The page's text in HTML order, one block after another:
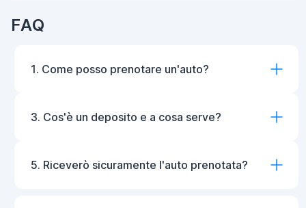
FAQ
1. Come posso prenotare un'auto?
3. Cos'è un deposito e a cosa serve?
5. Riceverò sicuramente l'auto prenotata?